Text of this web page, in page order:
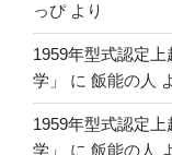
っぴより
1959年型式認定
学」
に 飯能の人
1959年型式認定
学」
に 飯能の人